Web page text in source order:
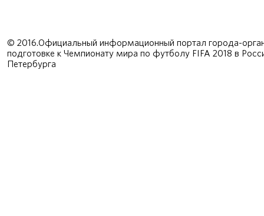
© 2016.Официальный информационный портал города-
подготовке к Чемпионату мира по футболу FIFA 2018 в
Петербурга